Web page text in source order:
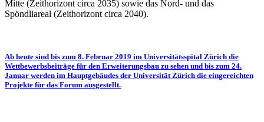
Mitte (Zeithorizont circa 2035) sowie das Nord- und das
Spöndliareal (Zeithorizont circa 2040).
Ab heute sind bis zum 8. Februar 2019 im Universitätsspital Zürich die
Wettbewerbsbeiträge für den Erweiterungsbau zu sehen und bis zum 24.
Januar werden im Hauptgebäudes der Universität Zürich die eingereichten
Projekte für das Forum ausgestellt.